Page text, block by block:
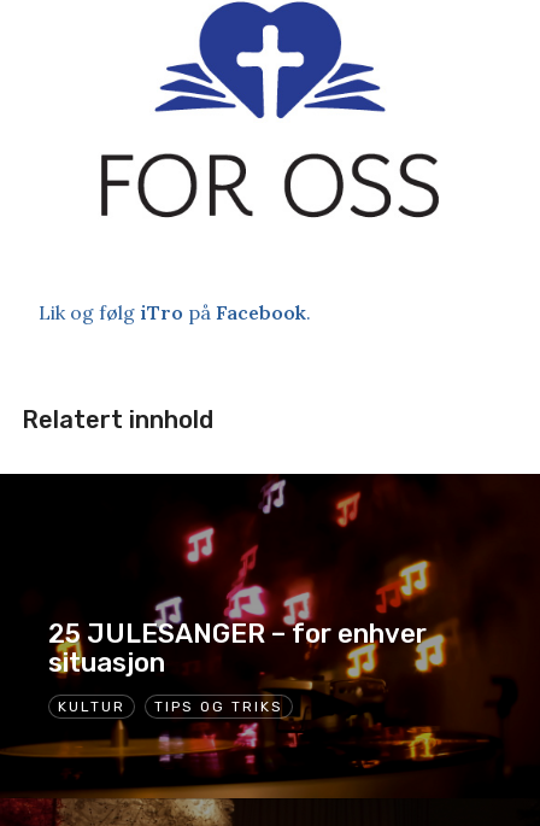
Lik og følg iTro på Facebook.
Relatert innhold
KULTUR TIPS OG TRIKS
25 JULESANGER – for enhver
situasjon